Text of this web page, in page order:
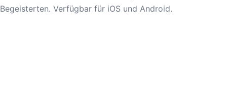
Begeisterten. Verfügbar für iOS und Android.